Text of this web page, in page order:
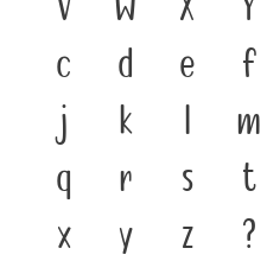
c
d e f
j
k l m
q
r s t
x
y z ?